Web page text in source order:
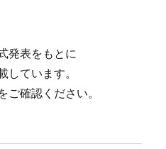
発表をもとに
しています。
確認ください。